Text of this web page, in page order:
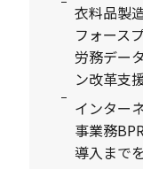
衣料品製
フォース
労務デー
ン改革支
インター
事業務
導入まで